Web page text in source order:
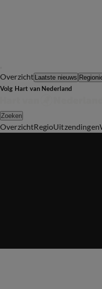
Overzicht Laatste nieuws
Volg Hart van Nederland
Zoeken
OverzichtRegioUitzendingen